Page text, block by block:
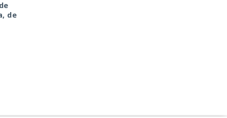
de